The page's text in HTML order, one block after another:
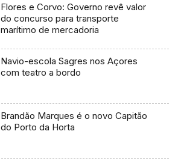
Flores e Corvo: Governo revê valor
do concurso para transporte
marítimo de mercadoria
Navio-escola Sagres nos Açores
com teatro a bordo
Brandão Marques é o novo Capitão
do Porto da Horta